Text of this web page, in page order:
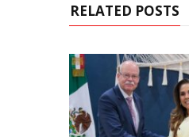
RELATED POSTS